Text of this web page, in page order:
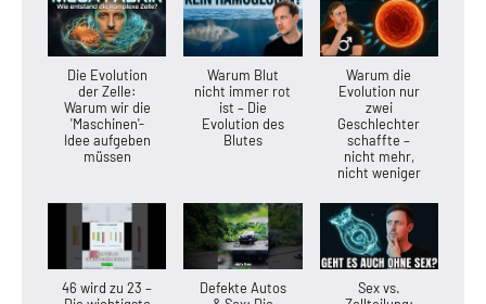
Die Evolution
der Zelle:
Warum wir die
'Maschinen'-
Idee aufgeben
müssen
Warum Blut
nicht immer rot
ist – Die
Evolution des
Blutes
Warum die
Evolution nur
zwei
Geschlechter
schaffte –
nicht mehr,
nicht weniger
46 wird zu 23 –
Defekte Autos
Sex vs.